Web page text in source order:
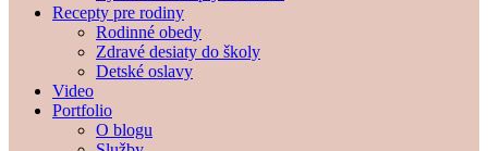
Recepty pre rodiny
Rodinné obedy
Zdravé desiaty do školy
Detské oslavy
Video
Portfolio
O blogu